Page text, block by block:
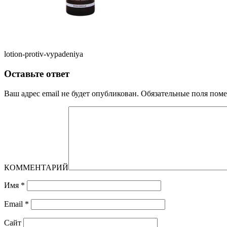
lotion-protiv-vypadeniya
Оставьте ответ
Ваш адрес email не будет опубликован. Обязательные поля
КОММЕНТАРИЙ
Имя *
Email *
Сайт